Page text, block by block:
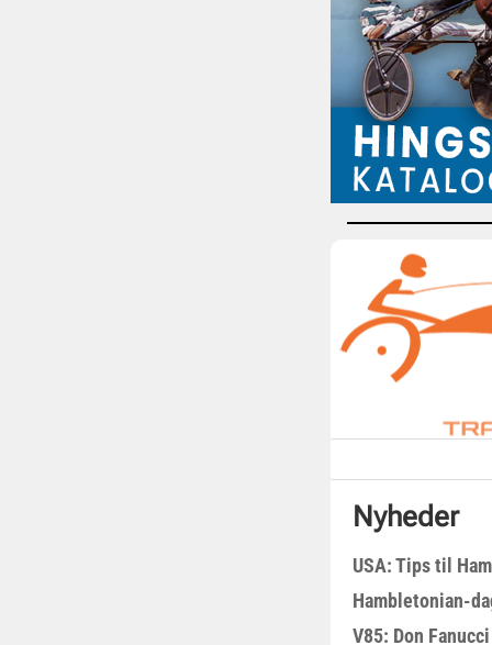
Nyheder
USA: Tips til
Hambletonian-
V85: Don